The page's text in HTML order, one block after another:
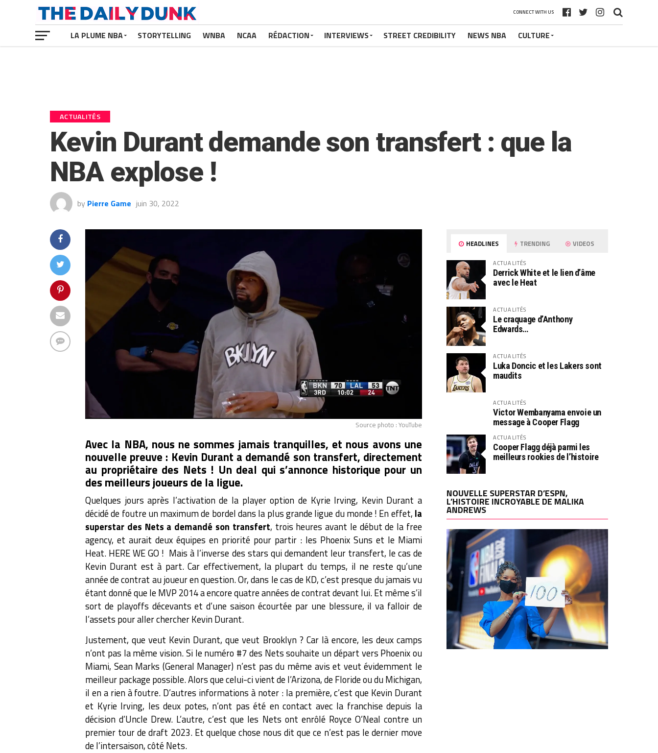
CONNECT WITH US
LA PLUME NBA STORYTELLING WNBA NCAA RÉDACTION INTERVIEWS STREET CREDIBILITY NEWS NBA CULTURE
ACTUALITÉS
Kevin Durant demande son transfert : que la
NBA explose !
by Pierre Game juin 30, 2022
Source photo : YouTube
Avec la NBA, nous ne sommes jamais tranquilles, et nous avons une
nouvelle preuve : Kevin Durant a demandé son transfert, directement
au propriétaire des Nets ! Un deal qui s’annonce historique pour un
des meilleurs joueurs de la ligue.
Quelques jours après l’activation de la player option de Kyrie Irving, Kevin Durant a
décidé de foutre un maximum de bordel dans la plus grande ligue du monde ! En effet, la
superstar des Nets a demandé son transfert, trois heures avant le début de la free
agency, et aurait deux équipes en priorité pour partir : les Phoenix Suns et le Miami
Heat. HERE WE GO ! Mais à l’inverse des stars qui demandent leur transfert, le cas de
Kevin Durant est à part. Car effectivement, la plupart du temps, il ne reste qu’une
année de contrat au joueur en question. Or, dans le cas de KD, c’est presque du jamais vu
étant donné que le MVP 2014 a encore quatre années de contrat devant lui. Et même s’il
sort de playoffs décevants et d’une saison écourtée par une blessure, il va falloir de
l’assets pour aller chercher Kevin Durant.
Justement, que veut Kevin Durant, que veut Brooklyn ? Car là encore, les deux camps
n’ont pas la même vision. Si le numéro #7 des Nets souhaite un départ vers Phoenix ou
Miami, Sean Marks (General Manager) n’est pas du même avis et veut évidemment le
meilleur package possible. Alors que celui-ci vient de l’Arizona, de Floride ou du Michigan,
il en a rien à foutre. D’autres informations à noter : la première, c’est que Kevin Durant
et Kyrie Irving, les deux potes, n’ont pas été en contact avec la franchise depuis la
décision d’Uncle Drew. L’autre, c’est que les Nets ont enrôlé Royce O’Neal contre un
premier tour de draft 2023. Et quelque chose nous dit que ce n’est pas le dernier move
de l’intersaison, côté Nets.
HEADLINES TRENDING VIDEOS
ACTUALITÉS
Derrick White et le lien d’âme
avec le Heat
ACTUALITÉS
Le craquage d’Anthony
Edwards…
ACTUALITÉS
Luka Doncic et les Lakers sont
maudits
ACTUALITÉS
Victor Wembanyama envoie un
message à Cooper Flagg
ACTUALITÉS
Cooper Flagg déjà parmi les
meilleurs rookies de l’histoire
NOUVELLE SUPERSTAR D’ESPN,
L’HISTOIRE INCROYABLE DE MALIKA
ANDREWS